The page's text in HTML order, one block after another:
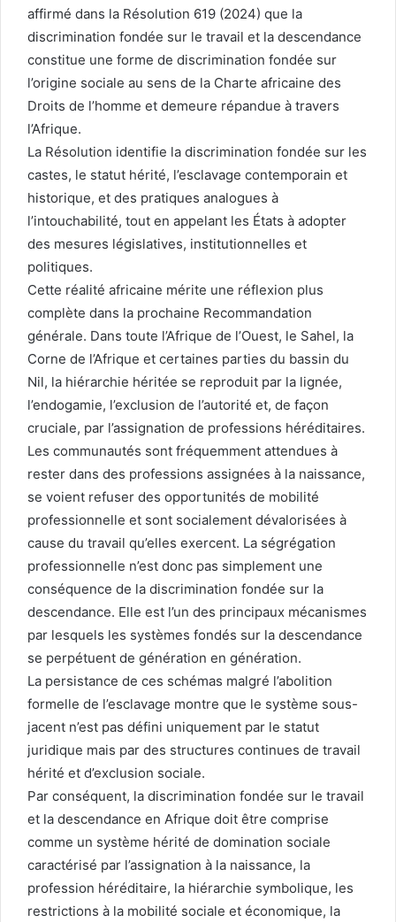
affirmé dans la Résolution 619 (2024) que la
discrimination fondée sur le travail et la descendance
constitue une forme de discrimination fondée sur
l’origine sociale au sens de la Charte africaine des
Droits de l’homme et demeure répandue à travers
l’Afrique.
La Résolution identifie la discrimination fondée sur les
castes, le statut hérité, l’esclavage contemporain et
historique, et des pratiques analogues à
l’intouchabilité, tout en appelant les États à adopter
des mesures législatives, institutionnelles et
politiques.
Cette réalité africaine mérite une réflexion plus
complète dans la prochaine Recommandation
générale. Dans toute l’Afrique de l’Ouest, le Sahel, la
Corne de l’Afrique et certaines parties du bassin du
Nil, la hiérarchie héritée se reproduit par la lignée,
l’endogamie, l’exclusion de l’autorité et, de façon
cruciale, par l’assignation de professions héréditaires.
Les communautés sont fréquemment attendues à
rester dans des professions assignées à la naissance,
se voient refuser des opportunités de mobilité
professionnelle et sont socialement dévalorisées à
cause du travail qu’elles exercent. La ségrégation
professionnelle n’est donc pas simplement une
conséquence de la discrimination fondée sur la
descendance. Elle est l’un des principaux mécanismes
par lesquels les systèmes fondés sur la descendance
se perpétuent de génération en génération.
La persistance de ces schémas malgré l’abolition
formelle de l’esclavage montre que le système sous-
jacent n’est pas défini uniquement par le statut
juridique mais par des structures continues de travail
hérité et d’exclusion sociale.
Par conséquent, la discrimination fondée sur le travail
et la descendance en Afrique doit être comprise
comme un système hérité de domination sociale
caractérisé par l’assignation à la naissance, la
profession héréditaire, la hiérarchie symbolique, les
restrictions à la mobilité sociale et économique, la